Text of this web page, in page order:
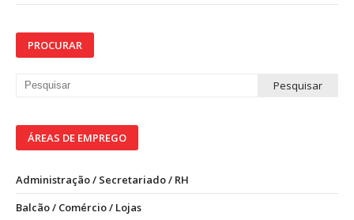
PROCURAR
ÁREAS DE EMPREGO
Administração / Secretariado / RH
Balcão / Comércio / Lojas